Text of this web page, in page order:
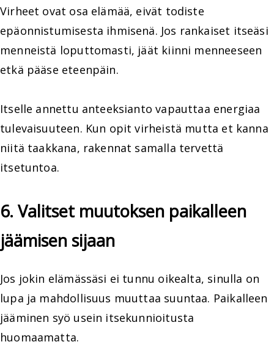
Virheet ovat osa elämää, eivät todiste
epäonnistumisesta ihmisenä. Jos rankaiset itseäsi
menneistä loputtomasti, jäät kiinni menneeseen
etkä pääse eteenpäin.
Itselle annettu anteeksianto vapauttaa energiaa
tulevaisuuteen. Kun opit virheistä mutta et kanna
niitä taakkana, rakennat samalla tervettä
itsetuntoa.
6. Valitset muutoksen paikalleen
jäämisen sijaan
Jos jokin elämässäsi ei tunnu oikealta, sinulla on
lupa ja mahdollisuus muuttaa suuntaa. Paikalleen
jääminen syö usein itsekunnioitusta
huomaamatta.